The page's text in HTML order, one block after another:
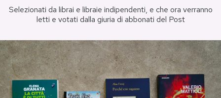
PODCAST
NEWSLETTER
Selezionati da librai e libraie indipendenti, e che ora verranno
letti e votati dalla giuria di abbonati del Post